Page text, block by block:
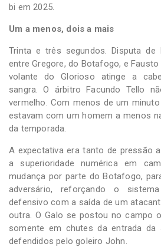
bi em 2025.
Um a menos, dois a mais
Trinta e três segundos. Disputa
entre Gregore, do Botafogo, e
volante do Glorioso atinge a
sangra. O árbitro Facundo Tello
vermelho. Com menos de um
estavam com um homem a menos
da temporada.
A expectativa era tanto de pressão
a superioridade numérica em
mudança por parte do Botafogo,
adversário, reforçando o
defensivo com a saída de um
outra. O Galo se postou no campo
somente em chutes da entrada da
defendidos pelo goleiro John.